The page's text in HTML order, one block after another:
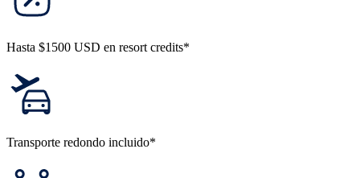
Hasta $1500 USD en resort credits*
Transporte redondo incluido*